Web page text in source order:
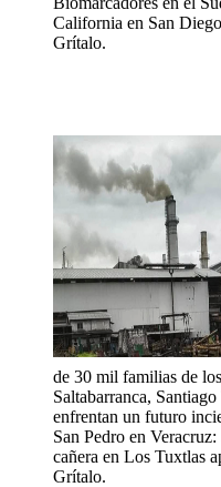
California en San
Grítalo.
de 30 mil familias de
Saltabarranca,
enfrentan un futuro
San Pedro en
cañera en Los Tuxtlas
Grítalo.